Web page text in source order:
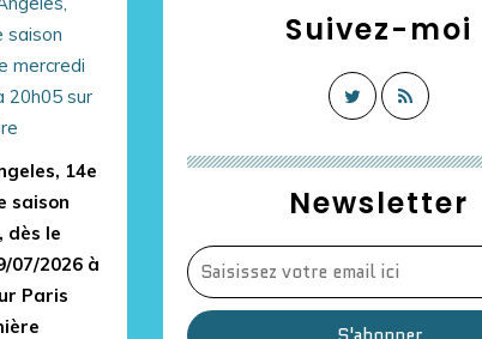
14e
saison
dès le
07/2026 à
Paris
Newsletter
Suivez-moi